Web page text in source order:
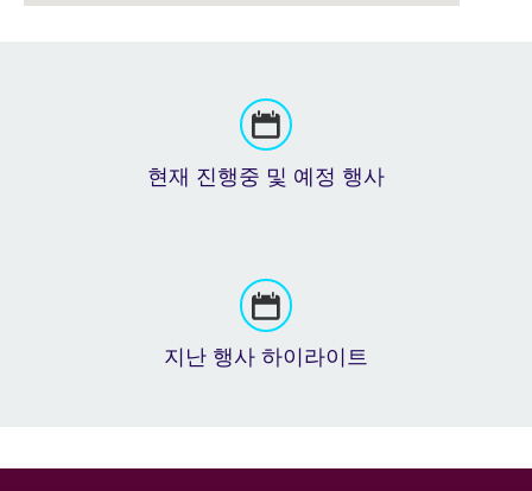
현재 진행중 및 예정 행사
지난 행사 하이라이트